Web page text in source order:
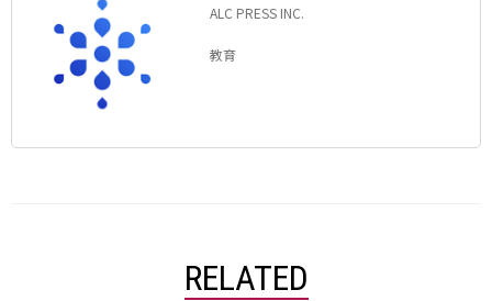
ALC PRESS INC.
教育
RELATED